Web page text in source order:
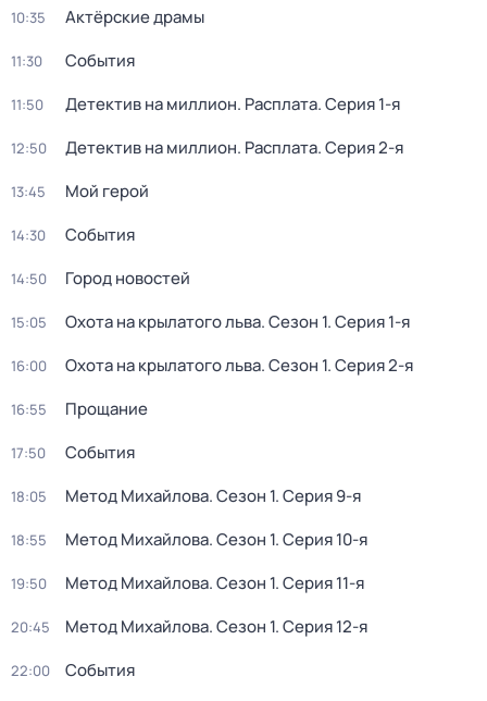
10:35 Актёрские драмы
11:30 События
11:50 Детектив на миллион. Расплата. Серия 1-я
12:50 Детектив на миллион. Расплата. Серия 2-я
13:45 Мой герой
14:30 События
14:50 Город новостей
15:05 Охота на крылатого льва. Сезон 1. Серия 1-я
16:00 Охота на крылатого льва. Сезон 1. Серия 2-я
16:55 Прощание
17:50 События
18:05 Метод Михайлова. Сезон 1. Серия 9-я
18:55 Метод Михайлова. Сезон 1. Серия 10-я
19:50 Метод Михайлова. Сезон 1. Серия 11-я
20:45 Метод Михайлова. Сезон 1. Серия 12-я
22:00 События